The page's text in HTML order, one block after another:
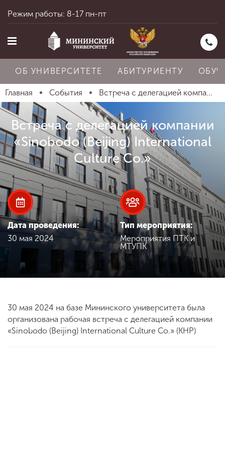
Главная
Об университете
Абитуриенту
Обучение
деятельность
Режим работы: 8-17 пн-пт
ОБ УНИВЕРСИТЕТЕ АБИТУРИЕНТУ
Главная События Встреча с делегацией компа...
Встреча с делегацией компании
«Sinobodo (Beijing) International
Culture Co.»
Дата проведения:
30 мая 2024
Тип мероприятия:
Мероприятия ПТК и
МТУПК
30 мая 2024 на базе Мининского университета была
организована рабочая встреча с делегацией компании
«Sinobodo (Beijing) International Culture Co.» (КНР)